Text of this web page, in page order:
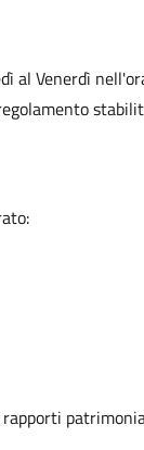
al Venerdì